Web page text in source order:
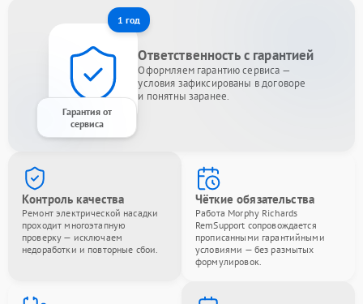
1 год
Гарантия от
сервиса
Ответственность с гарантией
Оформляем гарантию сервиса —
условия зафиксированы в договоре
и понятны заранее.
Контроль качества
Ремонт электрической насадки
проходит многоэтапную
проверку — исключаем
недоработки и повторные сбои.
Чёткие обязательства
Работа Morphy Richards
RemSupport сопровождается
прописанными гарантийными
условиями — без размытых
формулировок.